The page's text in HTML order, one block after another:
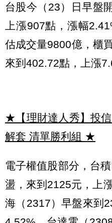
台股今（23）日早盤
上漲907點，漲幅
估成交量9800億，櫃
來到402.72點，上漲
★【理財達人秀】投
解套 清單勝利組 ★
電子權值股部分，台
盪，來到2125元，上
海（2317）早盤來到